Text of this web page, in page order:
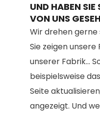
UND HABEN SIE
VON UNS
Wir drehen gerne
Sie zeigen
unserer Fabrik...
beispielsweise
Seite
angezeigt. Und